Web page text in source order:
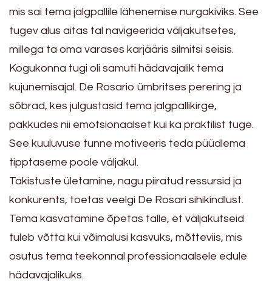
mis sai tema jalgpallile lähenemise nurgakiviks. See
tugev alus aitas tal navigeerida väljakutsetes,
millega ta oma varases karjääris silmitsi seisis.
Kogukonna tugi oli samuti hädavajalik tema
kujunemisajal. De Rosario ümbritses perering ja
sõbrad, kes julgustasid tema jalgpallikirge,
pakkudes nii emotsionaalset kui ka praktilist tuge.
See kuuluvuse tunne motiveeris teda püüdlema
tipptaseme poole väljakul.
Takistuste ületamine, nagu piiratud ressursid ja
konkurents, toetas veelgi De Rosari sihikindlust.
Tema kasvatamine õpetas talle, et väljakutseid
tuleb võtta kui võimalusi kasvuks, mõtteviis, mis
osutus tema teekonnal professionaalsele edule
hädavajalikuks.